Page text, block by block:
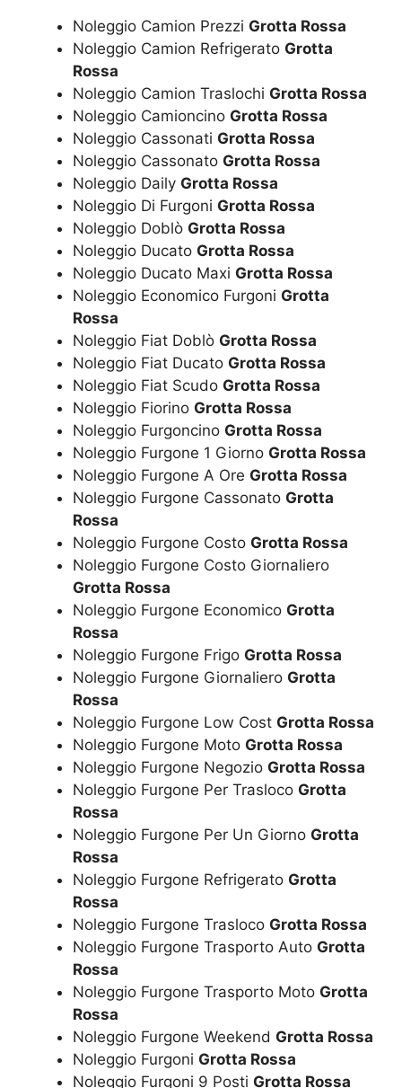
Noleggio Camion Prezzi Grotta Rossa
Noleggio Camion Refrigerato Grotta
Rossa
Noleggio Camion Traslochi Grotta Rossa
Noleggio Camioncino Grotta Rossa
Noleggio Cassonati Grotta Rossa
Noleggio Cassonato Grotta Rossa
Noleggio Daily Grotta Rossa
Noleggio Di Furgoni Grotta Rossa
Noleggio Doblò Grotta Rossa
Noleggio Ducato Grotta Rossa
Noleggio Ducato Maxi Grotta Rossa
Noleggio Economico Furgoni Grotta
Rossa
Noleggio Fiat Doblò Grotta Rossa
Noleggio Fiat Ducato Grotta Rossa
Noleggio Fiat Scudo Grotta Rossa
Noleggio Fiorino Grotta Rossa
Noleggio Furgoncino Grotta Rossa
Noleggio Furgone 1 Giorno Grotta Rossa
Noleggio Furgone A Ore Grotta Rossa
Noleggio Furgone Cassonato Grotta
Rossa
Noleggio Furgone Costo Grotta Rossa
Noleggio Furgone Costo Giornaliero
Grotta Rossa
Noleggio Furgone Economico Grotta
Rossa
Noleggio Furgone Frigo Grotta Rossa
Noleggio Furgone Giornaliero Grotta
Rossa
Noleggio Furgone Low Cost Grotta Rossa
Noleggio Furgone Moto Grotta Rossa
Noleggio Furgone Negozio Grotta Rossa
Noleggio Furgone Per Trasloco Grotta
Rossa
Noleggio Furgone Per Un Giorno Grotta
Rossa
Noleggio Furgone Refrigerato Grotta
Rossa
Noleggio Furgone Trasloco Grotta Rossa
Noleggio Furgone Trasporto Auto Grotta
Rossa
Noleggio Furgone Trasporto Moto Grotta
Rossa
Noleggio Furgone Weekend Grotta Rossa
Noleggio Furgoni Grotta Rossa
Noleggio Furgoni 9 Posti Grotta Rossa